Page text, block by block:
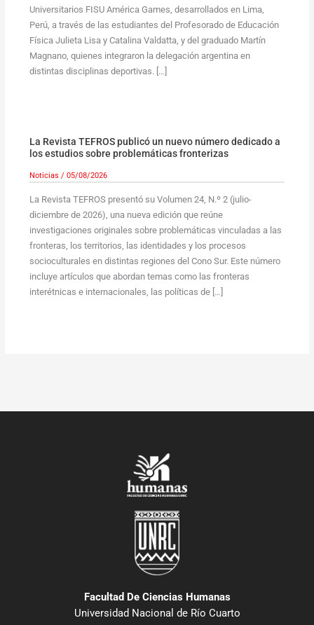
Universitarios FISU América Games, desarrollados en Lima,
Perú, a través de las estudiantes del Profesorado de Educación
Física Julieta Lisa y Catalina Valdatta, y del graduado Martín
Magnano, quienes integraron la delegación argentina en
distintas disciplinas deportivas. […]
La Revista TEFROS publicó un nuevo número dedicado a
los estudios sobre problemáticas fronterizas
Noticias / 05/08/2026
La Revista TEFROS presentó su Volumen 24, N.º 2 (julio-
diciembre de 2026), una nueva edición que reúne
investigaciones originales sobre problemáticas vinculadas a las
fronteras, los territorios, las identidades y los procesos
socioculturales en distintas regiones del Cono Sur. Este número
incluye artículos que abordan temas como las fronteras
interétnicas e internacionales, las políticas de […]
Facultad De Ciencias Humanas
Universidad Nacional de Río Cuarto